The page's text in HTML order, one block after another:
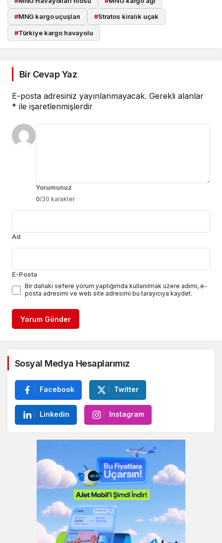
#MNG kargo uçuşları #Stratos kiralık uçak
#Türkiye kargo havayolu
Bir Cevap Yaz
E-posta adresiniz yayınlanmayacak. Gerekli alanlar
* ile işaretlenmişlerdir
Yorumunuz
0/30 karakter
Ad
E-Posta
Bir dahaki sefere yorum yaptığımda kullanılmak üzere adımı, e-
posta adresimi ve web site adresimi bu tarayıcıya kaydet.
Yorum Gönder
Sosyal Medya Hesaplarımız
Facebook Twitter
Linkedin Instagram